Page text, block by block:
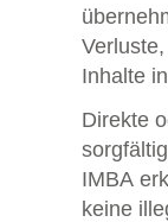
Inhalte
Direkte
IMBA
keine